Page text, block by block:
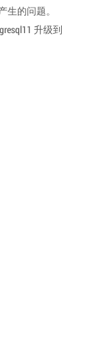
生的问题。
升级到